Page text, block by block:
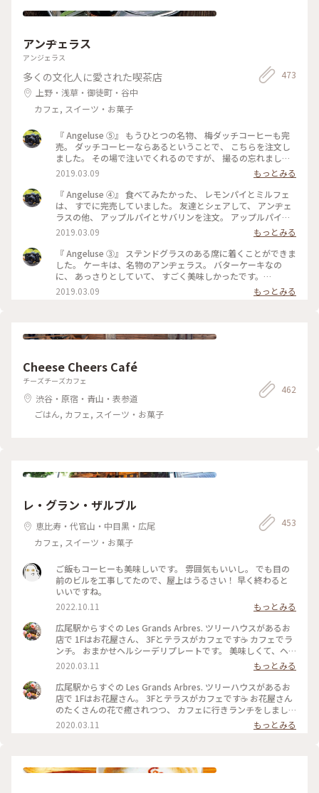
アンヂェラス
アンジェラス
多くの文化人に愛された喫茶店
上野・浅草・御徒町・谷中
カフェ, スイーツ・お菓子
473
『 Angeluse ⑤』 もうひとつの名物、 梅ダッチコーヒーも完
売。 ダッチコーヒーならあるということで、 こちらを注文し
ました。 その場で注いでくれるのですが、 撮るの忘れました
😅 美味しくいただきました。 最初で最後の訪問になりました
が、 本当に行くことが出来てよかったです。 #angeluse#アン
ヂェラス#浅草カフェ#ダッチコーヒー
2019.03.09
もっとみる
『 Angeluse ④』 食べてみたかった、 レモンパイとミルフェ
は、 すでに完売していました。 友達とシェアして、 アンヂェ
ラスの他、 アップルパイとサバリンを注文。 アップルパイ
は、みっちり。 サバリンは、しみしみでした。 #angeluse#ア
ンヂェラス#浅草カフェ#ケーキ#アップルパイ#サバリン
2019.03.09
もっとみる
『 Angeluse ③』 ステンドグラスのある席に着くことができま
した。 ケーキは、名物のアンヂェラス。 バターケーキなの
に、 あっさりとしていて、 すごく美味しかったです。
#angeluse#アンヂェラス#浅草カフェ#ケーキ#おやつ
2019.03.09 もっとみる
Cheese Cheers Café
チーズチーズカフェ
渋谷・原宿・青山・表参道
ごはん, カフェ, スイーツ・お菓子
462
レ・グラン・ザルブル
恵比寿・代官山・中目黒・広尾
カフェ, スイーツ・お菓子
453
ご飯もコーヒーも美味しいです。 雰囲気もいいし。 でも目の
前のビルを工事してたので、屋上はうるさい！ 早く終わると
いいですね。
2022.10.11
もっとみる
広尾駅からすぐの Les Grands Arbres. ツリーハウスがあるお
店で 1Fはお花屋さん、 3Fとテラスがカフェです☕️ カフェでラ
ンチ。 おまかせヘルシーデリプレートです。 美味しくて、ヘ
ルシー（*'∀'人）*+ 野菜がたっぷりとれます。 スープとパン
付きです🥪 #レグランザンブル #lesgrandsarbres #広尾 #東京
#わたしの街 #カフェ #花屋 #南麻布
2020.03.11
もっとみる
広尾駅からすぐの Les Grands Arbres. ツリーハウスがあるお
店で 1Fはお花屋さん。 3Fとテラスがカフェです☕️ お花屋さん
のたくさんの花で癒されつつ、 カフェに行きランチをしまし
た☺️ #レグランザンブル #lesgrandsarbres #ツリーハウス #メ
ルヘン #わたしの街 #東京 #広尾 #花屋 #カフェ
2020.03.11 もっとみる